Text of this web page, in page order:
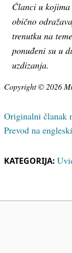
Članci u
obično
trenutku na
ponuđeni su u
uzdizanja.
Copyright © 2026
Originalni članak
Prevod na engleski
KATEGORIJA: